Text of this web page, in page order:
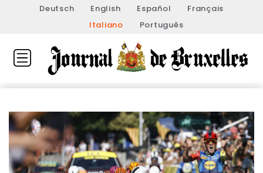
Deutsch English Español
Français
Italiano
Português